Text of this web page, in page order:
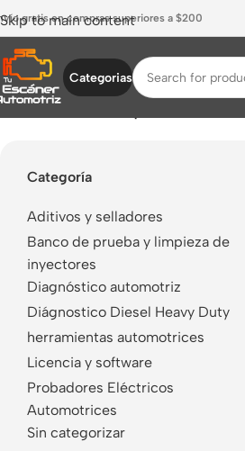
Skip to main content
gratis en compras superiores a $200
Categorias
Categoría
Aditivos y selladores
Banco de prueba y limpieza de
inyectores
Diagnóstico automotriz
Diágnostico Diesel Heavy Duty
herramientas automotrices
Licencia y software
Probadores Eléctricos
Automotrices
Sin categorizar